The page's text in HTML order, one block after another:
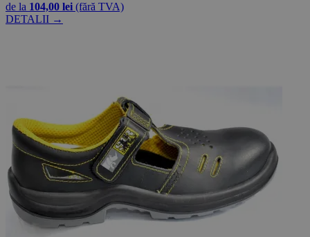
de la 104,00 lei (fără TVA)
DETALII →